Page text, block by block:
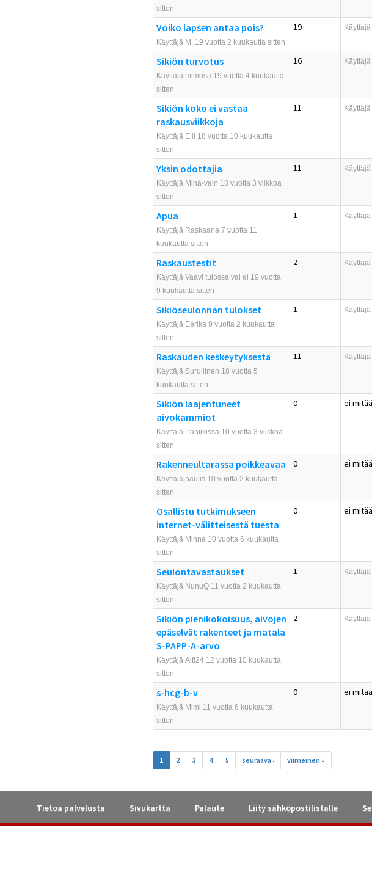
sitten
Voiko lapsen antaa pois?
Käyttäjä M. 19 vuotta 2 kuukautta sitten
19 Käyttäjä
Sikiön turvotus
Käyttäjä mimosa 19 vuotta 4 kuukautta
sitten
16 Käyttäjä
Sikiön koko ei vastaa
raskausviikkoja
Käyttäjä Elli 18 vuotta 10 kuukautta
sitten
11 Käyttäjä
Yksin odottajia
Käyttäjä Minä-vain 18 vuotta 3 viikkoa
sitten
11 Käyttäjä
Apua
Käyttäjä Raskaana 7 vuotta 11
kuukautta sitten
1 Käyttäjä
Raskaustestit
Käyttäjä Vaavi tulossa vai ei 19 vuotta
9 kuukautta sitten
2 Käyttäjä
Sikiöseulonnan tulokset
Käyttäjä Eerika 9 vuotta 2 kuukautta
sitten
1 Käyttäjä
Raskauden keskeytyksestä
Käyttäjä Surullinen 18 vuotta 5
kuukautta sitten
11 Käyttäjä
Sikiön laajentuneet
aivokammiot
Käyttäjä Paniikissa 10 vuotta 3 viikkoa
sitten
0 ei
Rakenneultarassa poikkeavaa
Käyttäjä paulis 10 vuotta 2 kuukautta
sitten
0 ei
Osallistu tutkimukseen
internet-välitteisestä tuesta
Käyttäjä Minna 10 vuotta 6 kuukautta
sitten
0 ei
Seulontavastaukset
Käyttäjä NunuQ 11 vuotta 2 kuukautta
sitten
1 Käyttäjä
Sikiön pienikokoisuus, aivojen
epäselvät rakenteet ja matala
S-PAPP-A-arvo
Käyttäjä Äiti24 12 vuotta 10 kuukautta
sitten
2 Käyttäjä
s-hcg-b-v
Käyttäjä Mimi 11 vuotta 6 kuukautta
sitten
0 ei
Sivut
1 2 3 4 5 seuraava › viimeinen »
Tietoa palvelusta Sivukartta Palaute Liity sähköpostilistalle